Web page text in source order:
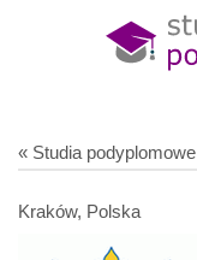
« Studia podyplomowe
Kraków, Polska